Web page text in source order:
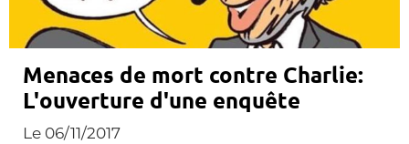
Menaces de mort contre Charlie:
L'ouverture d'une enquête
Le 06/11/2017